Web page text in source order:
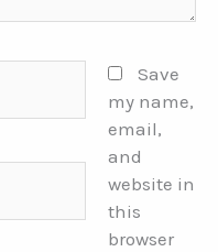
Save
my name,
email,
and
website in
this
browser